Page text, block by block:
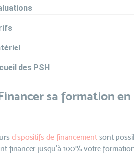
des PSH
sa formation
dispositifs de financement sont
financer jusqu’à 100% votre formation.